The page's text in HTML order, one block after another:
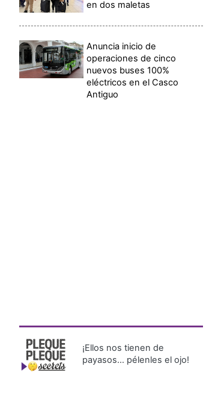
en dos maletas
Anuncia inicio de
operaciones de cinco
nuevos buses 100%
eléctricos en el Casco
Antiguo
¡Ellos nos tienen de
payasos… pélenles el ojo!